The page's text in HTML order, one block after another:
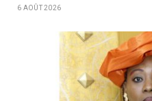
6 AOÛT 2026